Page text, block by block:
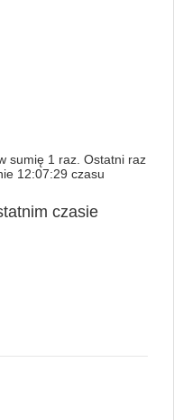
sumię 1 raz. Ostatni raz
12:07:29 czasu
czasie